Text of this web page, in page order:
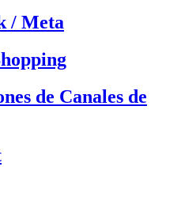
/ Meta
de Canales de